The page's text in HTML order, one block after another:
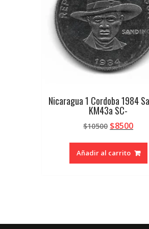
Nicaragua 1 Cordoba 1984
KM43a SC-
$10500 El
original
era:
$8500El
es:
Añadir al carrito